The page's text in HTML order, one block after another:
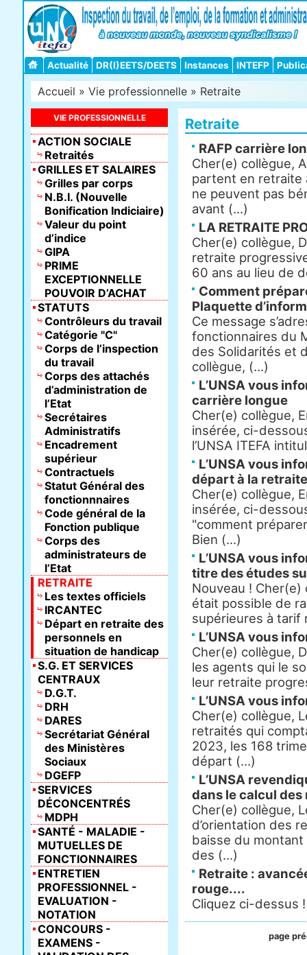
Actualité DR(I)EETS/DEETS Instances INTEFP
Accueil » Vie professionnelle » Retraite
Retraite
RAFP carrière
Cher(e) collègue,
partent en retraite
ne peuvent pas
avant (...)
LA RETRAITE
Cher(e) collègue,
retraite
60 ans au lieu de
Comment
Plaquette
Ce message
fonctionnaires du
des Solidarités et
collègue, (...)
L’UNSA vous
carrière longue
Cher(e) collègue,
insérée, ci-
l’UNSA ITEFA
L’UNSA vous
départ à la
Cher(e) collègue,
insérée, ci-
"comment
Bien (...)
L’UNSA vous
titre des études
Nouveau ! Cher(e)
était possible de
supérieures à tarif
L’UNSA vous
Cher(e) collègue,
les agents qui le
leur retraite
L’UNSA vous
Cher(e) collègue,
retraités qui
2023, les 168
départ (...)
L’UNSA
dans le calcul
Cher(e) collègue,
d’orientation des
baisse du
des (...)
Retraite :
rouge....
Cliquez ci-dessus !
page
VIE PROFESSIONNELLE
ACTION SOCIALE
Retraités
GRILLES ET SALAIRES
Grilles par corps
N.B.I. (Nouvelle
Bonification Indiciaire)
Valeur du point
d’indice
GIPA
PRIME
EXCEPTIONNELLE
POUVOIR D’ACHAT
STATUTS
Contrôleurs du travail
Catégorie "C"
Corps de l’inspection
du travail
Corps des attachés
d’administration de
l’Etat
Secrétaires
Administratifs
Encadrement
supérieur
Contractuels
Statut Général des
fonctionnnaires
Code général de la
Fonction publique
Corps des
administrateurs de
l’Etat
RETRAITE
Les textes officiels
IRCANTEC
Départ en retraite des
personnels en
situation de handicap
S.G. ET SERVICES
CENTRAUX
D.G.T.
DRH
DARES
Secrétariat Général
des Ministères
Sociaux
DGEFP
SERVICES
DÉCONCENTRÉS
MDPH
SANTÉ - MALADIE -
MUTUELLES DE
FONCTIONNAIRES
ENTRETIEN
PROFESSIONNEL -
EVALUATION -
NOTATION
CONCOURS -
EXAMENS -